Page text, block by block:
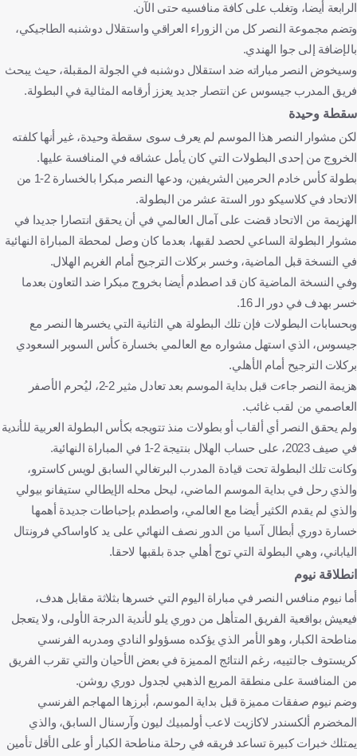
الرابعة أيضا، وتغلب على كافة منافسيه حتى الآن.
وتضم مجموعة النصر كل من الزوراء العراقي واستقلال دوشنبه الطاجيكي،
بالإضافة إلى جوا الهندي.
وسيخوض النصر مباراته ضد استقلال دوشنبه في الجولة المقبلة، حيث يبحث
فريق المدرب جيسوس عن انتصار جديد يعزز أرقامه المثالية في البطولة.
سقطة وحيدة
لكن مشوار النصر هذا الموسم لم يعرف سوى سقطة وحيدة، غير أنها كلفته
الخروج من إحدى البطولات التي كان يأمل عشاقه في المنافسة عليها.
بطولة كأس خادم الحرمين الشريفين، ودعها النصر مبكرا بالخسارة 2-1 من
الاتحاد في كلاسيكو دور الستة عشر من البطولة.
الهزيمة من الاتحاد قضت على آمال العالمي في أن يحقق انتصارا جديدا في
مشوار البطولة الساعي لحصد لقبها، بعدما كان وصل لمحطة المباراة النهائية
في النسخة قبل الماضية، وخسر بركلات الترجيح أمام الغريم الهلال.
وفي النسخة الماضية كان قد اصطدم أيضا بخروج مبكرا ضد التعاون بعدما
خسر بهدف في دور الـ 16.
وبحسابات البطولات فإن تلك البطولة هي الثانية التي يخسرها النصر مع
جيسوس، الذي استهل مشواره مع العالمي بخسارة كأس السوبر السعودي
بركلات الترجيح أمام الأهلي.
هزيمة النصر جاءت قبل بداية الموسم بعد تعادل مثير 2-2، ليُحرم الأصفر
العاصمي من لقب غائب.
ولم يحقق النصر أي ألقاب أو بطولات منذ تتويجه بكأس البطولة العربية للأندية
في صيف 2023، على حساب الهلال بنتيجة 2-1 في المباراة النهائية.
وكانت تلك البطولة تحت قيادة المدرب البرتغالي السابق لويس كاسترو،
والذي رحل في بداية الموسم الماضي، ليحل محله الإيطالي ستيفانو بيولي
والذي لم يقدم الكثير أيضا مع العالمي، واصطدم بإحباطات جديدة أهمها
خسارة دوري أبطال آسيا من الدور نصف النهائي على يد كاواساكي فرونتال
الياباني، وهي البطولة التي توج أهلي جدة بلقبها لاحقا.
انطلاقة نيوم
أما نيوم منافس النصر في مباراة اليوم التي خسرها بثلاثة مقابل هدف،
فيعيش بواقعية الفريق المتأهل من دوري يلو لأندية الدرجة الأولى، ولا يتعجل
مناطحة الكبار، وهو الأمر الذي يؤكده مسؤولو النادي ومدربه الفرنسي
كريستوف جالتييه، رغم النتائج المميزة في بعض الأحيان والتي تقرب الفريق
من المنافسة على منطقة المربع الذهبي لجدول دوري روشن.
وضم نيوم صفقات مميزة قبل بداية الموسم، أبرزها المهاجم الفرنسي
المخضرم ألكسندر لاكازيت لاعب أولمبيك ليون وآرسنال السابق، والذي
يمتلك خبرات كبيرة تساعد فريقه في رحلة مناطحة الكبار أو على الأقل تأمين